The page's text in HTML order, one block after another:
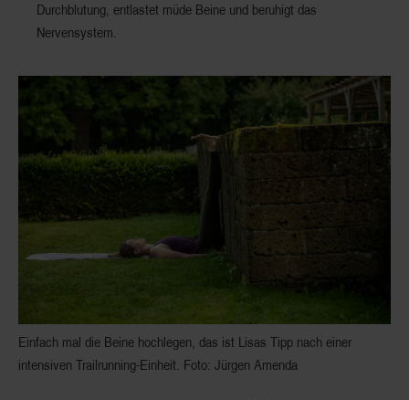
Durchblutung, entlastet müde Beine und beruhigt das
Nervensystem.
Einfach mal die Beine hochlegen, das ist Lisas Tipp nach einer
intensiven Trailrunning-Einheit. Foto: Jürgen Amenda